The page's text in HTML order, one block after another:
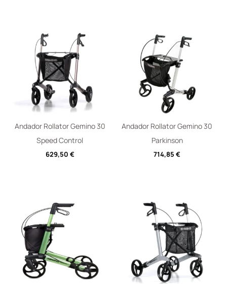
Andador Rollator Gemino 30
Speed Control
629,50 €
Andador Rollator Gemino 30
Parkinson
714,85€